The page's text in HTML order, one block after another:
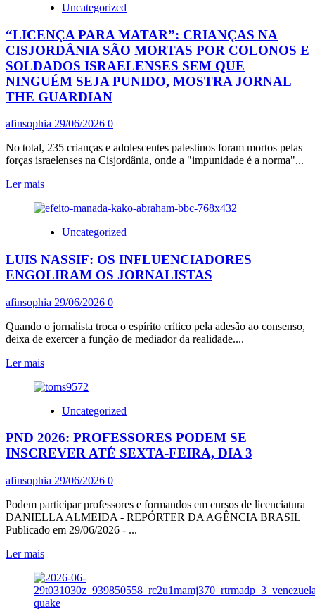
DA
MOSTRA
QUE
ENCHENTES
E
INUNDAÇÕES
APROFUNDAM
EM
NO
BRASIL,
NO
Uncategorized
“LICENÇA PARA MATAR”: CRIANÇAS NA
CISJORDÂNIA SÃO MORTAS POR COLONOS E
SOLDADOS ISRAELENSES SEM QUE
NINGUÉM SEJA PUNIDO, MOSTRA JORNAL
THE GUARDIAN
afinsophia 29/06/2026 0
No total, 235 crianças e adolescentes palestinos foram mortos pelas
forças israelenses na Cisjordânia, onde a "impunidade é a norma"...
Ler maisLeia
sobre
PARA
CRIANÇAS
NA
CISJORDÂNIA
SÃO
MORTAS
POR
COLONOS
SOLDADOS
SEM
NINGUÉM
PUNIDO,
MOSTRA
JORNAL
THE
GUARDIAN
Uncategorized
LUIS NASSIF: OS INFLUENCIADORES
ENGOLIRAM OS JORNALISTAS
afinsophia 29/06/2026 0
Quando o jornalista troca o espírito crítico pela adesão ao consenso,
deixa de exercer a função de mediador da realidade....
Ler maisLeia
sobre
NASSIF:
INFLUENCIADORES
ENGOLIRAM
JORNALISTAS
Uncategorized
PND 2026: PROFESSORES PODEM SE
INSCREVER ATÉ SEXTA-FEIRA, DIA 3
afinsophia 29/06/2026 0
Podem participar professores e formandos em cursos de licenciatura
DANIELLA ALMEIDA - REPÓRTER DA AGÊNCIA BRASIL
Publicado em 29/06/2026 - ...
Ler maisLeia
sobre
PND
2026: